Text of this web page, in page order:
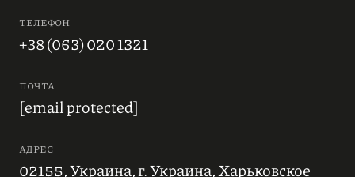
ТЕЛЕФОН
+38 (063) 020 1321
ПОЧТА
[email protected]
АДРЕС
02155, Украина, г. Украина, Харьковское